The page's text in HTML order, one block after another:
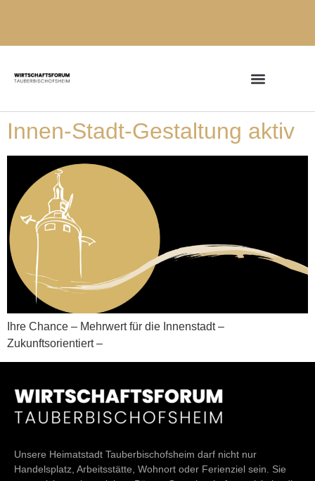
Innen-Stadt-Gestaltung aktiv
Ihre Chance – Mehrwert für die Innenstadt –
Zukunftsorientiert –
Unsere Heimatstadt Tauberbischofsheim darf nicht nur
Handelsplatz, Arbeitsstätte, Wohnort oder Ferienziel sein. Sie